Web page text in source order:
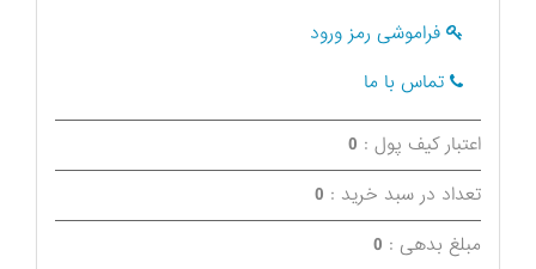
فراموشی رمز ورود
تماس با ما
اعتبار کیف پول : 0
تعداد در سبد خرید : 0
مبلغ بدهی : 0